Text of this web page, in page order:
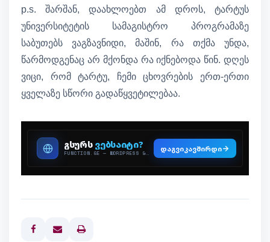
p.s. შარშან, დაახლოებთ ამ დროს, ტარტუს
უნივერსიტეტის სამაგისტრო პროგრამაზე
საბუთებს ვაგზავნიდი, მაშინ, რა თქმა უნდა,
წარმოდგენაც არ მქონდა რა იქნებოდა წინ. დღეს
ვიცი, რომ ტარტუ, ჩემი ცხოვრების ერთ-ერთი
ყველაზე სწორი გადაწყვეტილებაა.
Print